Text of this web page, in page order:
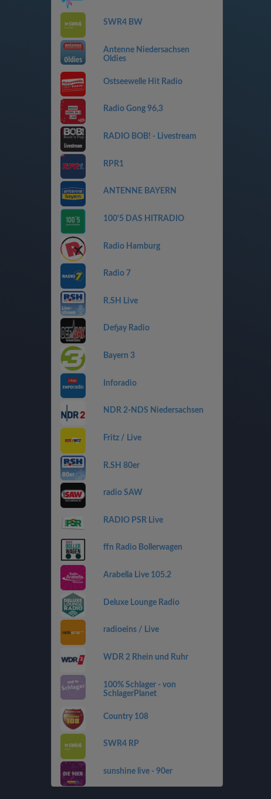
SWR4 BW
Antenne Niedersachsen
Oldies
Ostseewelle Hit Radio
Radio Gong 96,3
RADIO BOB! - Livestream
RPR1
ANTENNE BAYERN
100'5 DAS HITRADIO
Radio Hamburg
Radio 7
R.SH Live
Defjay Radio
Bayern 3
Inforadio
NDR 2-NDS Niedersachsen
Fritz / Live
R.SH 80er
radio SAW
RADIO PSR Live
ffn Radio Bollerwagen
Arabella Live 105.2
Deluxe Lounge Radio
radioeins / Live
WDR 2 Rhein und Ruhr
100% Schlager - von
SchlagerPlanet
Country 108
SWR4 RP
sunshine live - 90er